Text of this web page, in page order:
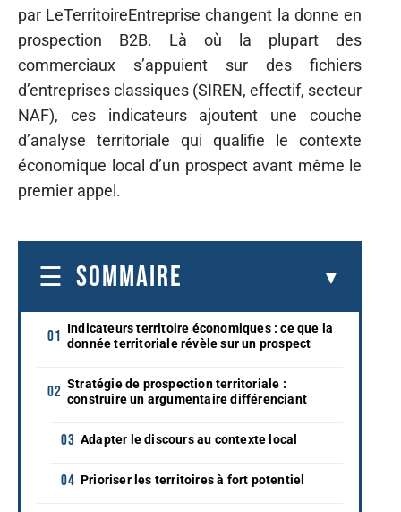
par LeTerritoireEntreprise changent la donne en
prospection B2B. Là où la plupart des
commerciaux s’appuient sur des fichiers
d’entreprises classiques (SIREN, effectif, secteur
NAF), ces indicateurs ajoutent une couche
d’analyse territoriale qui qualifie le contexte
économique local d’un prospect avant même le
premier appel.
SOMMAIRE
Indicateurs territoire économiques : ce que la
donnée territoriale révèle sur un prospect
Stratégie de prospection territoriale :
construire un argumentaire différenciant
Adapter le discours au contexte local
Prioriser les territoires à fort potentiel